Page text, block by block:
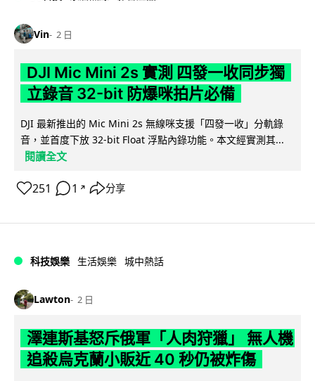
Vin 2 日
DJI Mic Mini 2s 實測 四發一收同步獨
立錄音 32-bit 防爆咪拍片必備
DJI 最新推出的 Mic Mini 2s 無線咪支援「四發一收」分軌錄
音，並首度下放 32-bit Float 浮點內錄功能。本文經實測其...
閱讀全文
251 1 ↗ 分享
科技娛樂 生活娛樂 城中熱話
Lawton 2 日
澤連斯基怒斥俄軍「人肉狩獵」 無人機
追殺烏克蘭小販近 40 秒仍被炸傷